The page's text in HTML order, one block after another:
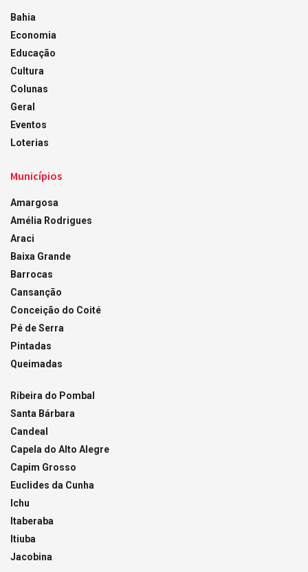
Bahia
Economia
Educação
Cultura
Colunas
Geral
Eventos
Loterias
Municípios
Amargosa
Amélia Rodrigues
Araci
Baixa Grande
Barrocas
Cansanção
Conceição do Coité
Pé de Serra
Pintadas
Queimadas
Ribeira do Pombal
Santa Bárbara
Candeal
Capela do Alto Alegre
Capim Grosso
Euclides da Cunha
Ichu
Itaberaba
Itiuba
Jacobina